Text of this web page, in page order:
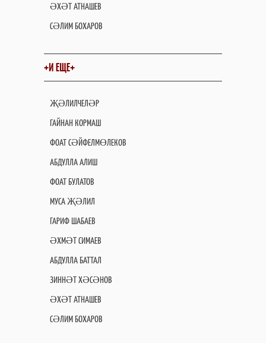
ӘХӘТ АТНАШЕВ
СӘЛИМ БОХАРОВ
+И ЕЩЕ+
ҖӘЛИЛЧЕЛӘР
ГАЙНАН КОРМАШ
ФОАТ СӘЙФЕЛМӨЛЕКОВ
АБДУЛЛА АЛИШ
ФОАТ БУЛАТОВ
МУСА ҖӘЛИЛ
ГАРИФ ШАБАЕВ
ӘХМӘТ СИМАЕВ
АБДУЛЛА БАТТАЛ
ЗИННӘТ ХӘСӘНОВ
ӘХӘТ АТНАШЕВ
СӘЛИМ БОХАРОВ